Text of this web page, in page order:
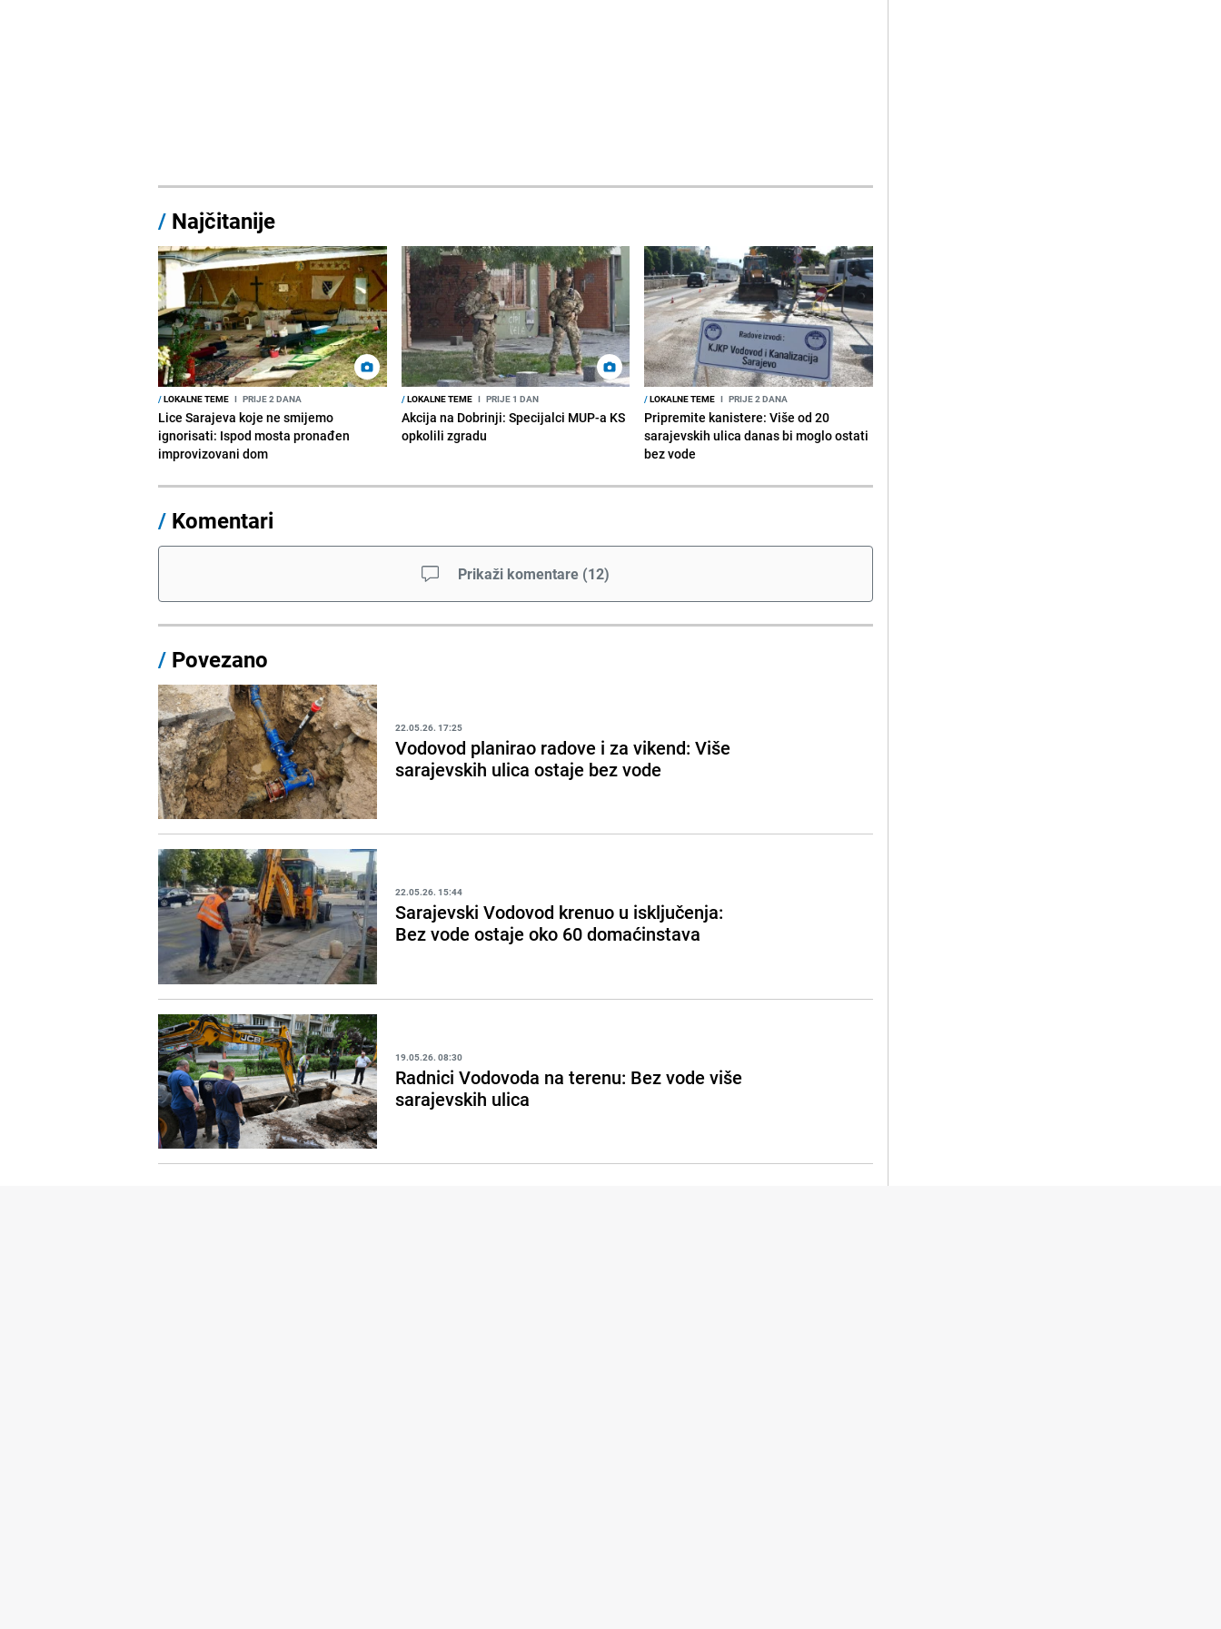
/ Najčitanije
/LOKALNE TEME I PRIJE 2 DANA
Lice Sarajeva koje ne smijemo
ignorisati: Ispod mosta pronađen
improvizovani dom
/LOKALNE TEME I PRIJE 1 DAN
Akcija na Dobrinji: Specijalci MUP-a KS
opkolili zgradu
/LOKALNE TEME I PRIJE 2 DANA
Pripremite kanistere: Više od 20
sarajevskih ulica danas bi moglo ostati
bez vode
/ Komentari
Prikaži komentare (12)
/ Povezano
22.05.26. 17:25
Vodovod planirao radove i za vikend: Više
sarajevskih ulica ostaje bez vode
22.05.26. 15:44
Sarajevski Vodovod krenuo u isključenja:
Bez vode ostaje oko 60 domaćinstava
19.05.26. 08:30
Radnici Vodovoda na terenu: Bez vode više
sarajevskih ulica